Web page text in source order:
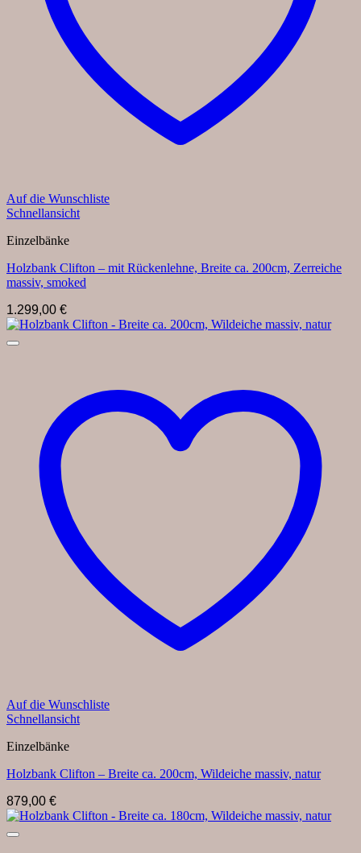
Auf die Wunschliste
Schnellansicht
Einzelbänke
Holzbank Clifton – mit Rückenlehne, Breite ca. 200cm, Zerreiche
massiv, smoked
1.299,00 €
Auf die Wunschliste
Schnellansicht
Einzelbänke
Holzbank Clifton – Breite ca. 200cm, Wildeiche massiv, natur
879,00 €